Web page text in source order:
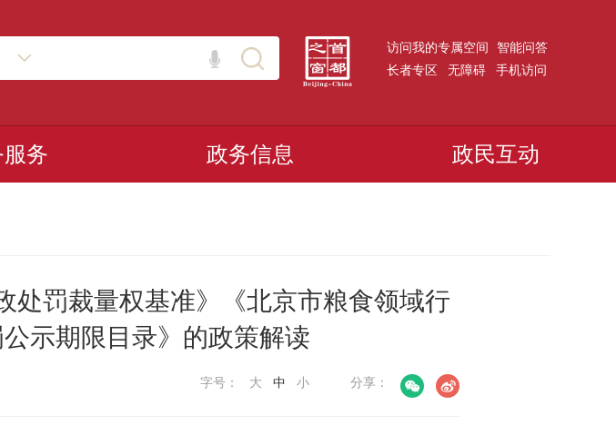
访问我的专属空间
智能问答
长者专区
无障碍 手机访问
务 政务信息 政民互动
处罚裁量权基准》《北京市粮食领域行
示期限目录》的政策解读
分享：
字号： 大 中 小